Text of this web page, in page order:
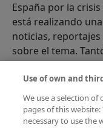
España por la
está realizando
noticias,
sobre el tema.
agencia como
divulgadores
contenido sobre
La agencia
Use of own and
We use a selection
pages of this website:
necessary to use the